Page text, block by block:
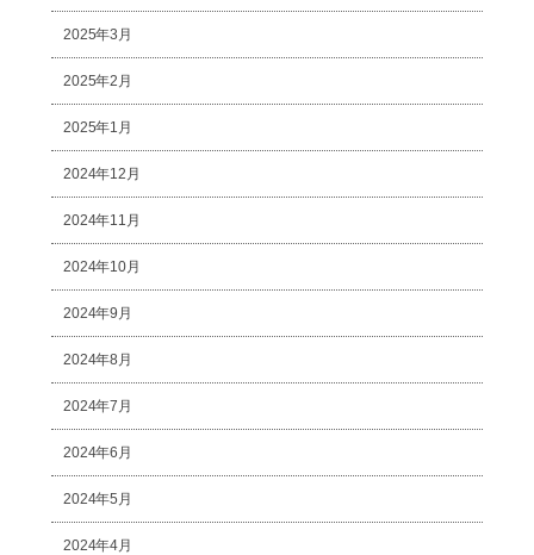
2025年3月
2025年2月
2025年1月
2024年12月
2024年11月
2024年10月
2024年9月
2024年8月
2024年7月
2024年6月
2024年5月
2024年4月